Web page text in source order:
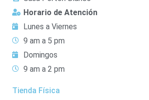
Horario de Atención
Lunes a Viernes
9 am a 5 pm
Domingos
9 am a 2 pm
Tienda Física